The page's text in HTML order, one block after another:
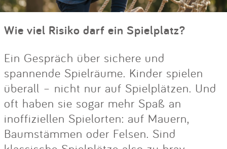
Wie viel Risiko darf ein Spielplatz?
Ein Gespräch über sichere und
spannende Spielräume. Kinder spielen
überall – nicht nur auf Spielplätzen. Und
oft haben sie sogar mehr Spaß an
inoffiziellen Spielorten: auf Mauern,
Baumstämmen oder Felsen. Sind